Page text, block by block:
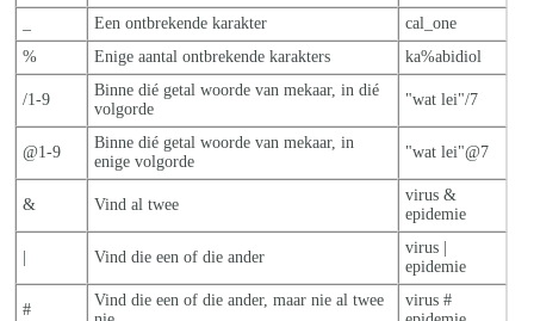
Een ontbrekende karakter
cal_one
%
Enige aantal ontbrekende karakters ka%abidiol
/1-9
Binne dié getal woorde van mekaar, in dié
volgorde
"wat lei"/7
@1-9
Binne dié getal woorde van mekaar, in
enige volgorde
"wat lei"@7
& Vind al twee
virus &
epidemie
Vind die een of die ander
virus |
epidemie
#
Vind die een of die ander, maar nie al twee
virus #